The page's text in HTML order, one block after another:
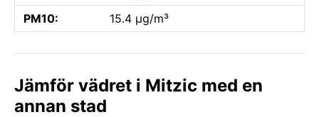
PM10:
15.4 µg/m³
Jämför vädret i Mitzic med en
annan stad